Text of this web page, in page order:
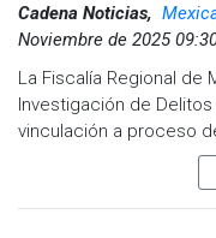
Cadena Noticias,
Noviembre de 2025
La Fiscalía Regional de
Investigación de
vinculación a proceso
responsabilidad en el